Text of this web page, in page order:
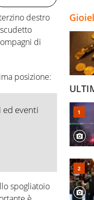
destro
di
posizione:
eventi
spogliatoio